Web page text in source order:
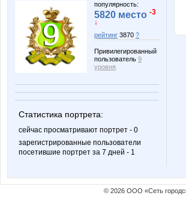
популярность:
5820 место -3
↓
рейтинг 3870 ?
Привилегированный
пользователь 9
уровня
Статистика портрета:
сейчас просматривают портрет - 0
зарегистрированные пользователи
посетившие портрет за 7 дней - 1
© 2026 ООО «Сеть